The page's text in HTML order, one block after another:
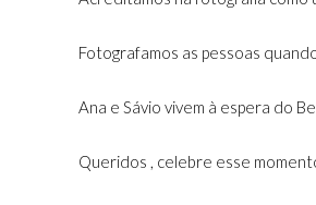
Fotografamos as pessoas
Ana e Sávio vivem à espera do
Queridos , celebre esse